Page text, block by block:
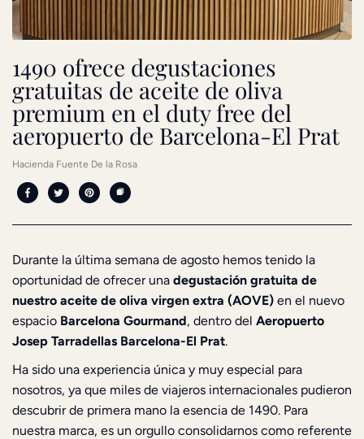
1490 ofrece degustaciones
gratuitas de aceite de oliva
premium en el duty free del
aeropuerto de Barcelona-El Prat
Hacienda Fuente De la Rosa
Durante la última semana de agosto hemos tenido la
oportunidad de ofrecer una degustación gratuita de
nuestro aceite de oliva virgen extra (AOVE) en el nuevo
espacio Barcelona Gourmand, dentro del Aeropuerto
Josep Tarradellas Barcelona-El Prat.
Ha sido una experiencia única y muy especial para
nosotros, ya que miles de viajeros internacionales pudieron
descubrir de primera mano la esencia de 1490. Para
nuestra marca, es un orgullo consolidarnos como referente